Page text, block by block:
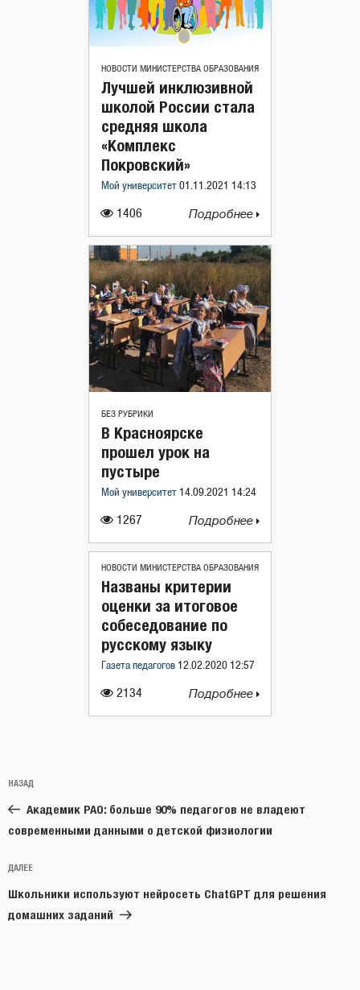
НОВОСТИ МИНИСТЕРСТВА ОБРАЗОВАНИЯ
1406
Лучшей инклюзивной
школой России стала
средняя школа
«Комплекс
Покровский»
Мой университет 01.11.2021 14:13
Подробнее
БЕЗ РУБРИКИ
1267
В Красноярске
прошел урок на
пустыре
Мой университет 14.09.2021 14:24
Подробнее
НОВОСТИ МИНИСТЕРСТВА ОБРАЗОВАНИЯ
2134
Названы критерии
оценки за итоговое
собеседование по
русскому языку
Газета педагогов 12.02.2020 12:57
Подробнее
по
записям
Предыдущая
запись:
НАЗАД
Академик РАО: больше 90% педагогов не владеют
современными данными о детской физиологии
Следующая
запись
ДАЛЕЕ
Школьники используют нейросеть ChatGPT для решения
домашних заданий